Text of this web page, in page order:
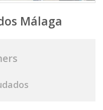
Málaga